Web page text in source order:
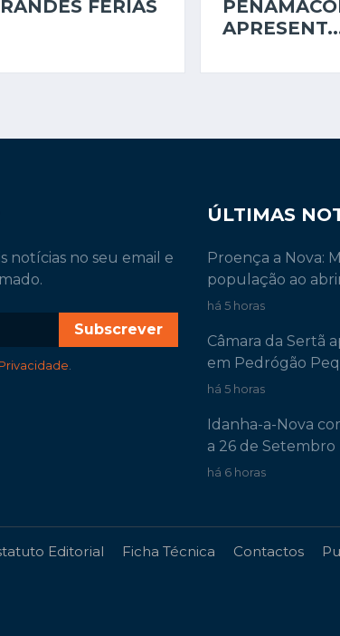
FÉRIAS
notícias no seu email e
Subscrever
ÚLTIMAS
Proença a Nova:
população ao
há 5 horas
Câmara da Sertã
em Pedrógão
há 5 horas
Idanha-a-Nova
a 26 de Setembro
há 6 horas
Editorial Ficha Técnica Contactos